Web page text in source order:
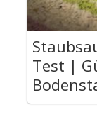
Test |